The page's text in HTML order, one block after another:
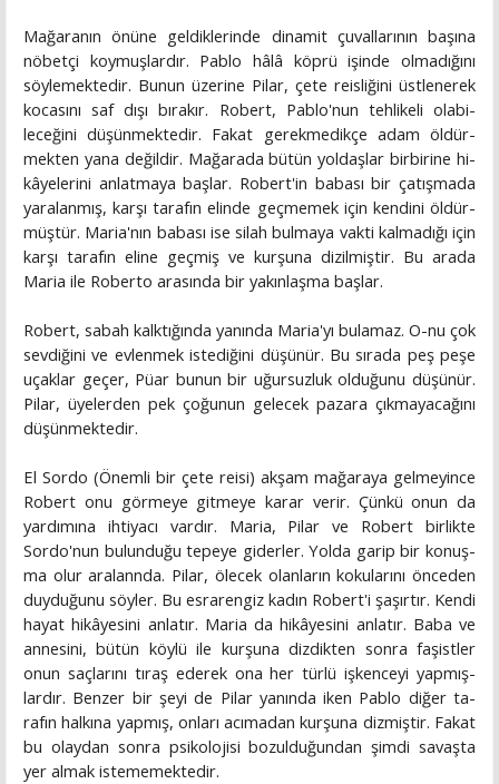
Mağaranın önüne geldiklerinde dinamit çuvallarının ba­şına
nöbetçi koymuşlardır. Pablo hâlâ köprü işinde olmadığı­nı
söylemektedir. Bunun üzerine Pilar, çete reisliğini üstlene­rek
kocasını saf dışı bırakır. Robert, Pablo'nun tehlikeli olabi­
leceğini düşünmektedir. Fakat gerekmedikçe adam öldür­
mekten yana değildir. Mağarada bütün yoldaşlar birbirine hi­
kâyelerini anlatmaya başlar. Robert'in babası bir çatışmada
yaralanmış, karşı tarafın elinde geçmemek için kendini öldür­
müştür. Maria'nın babası ise silah bulmaya vakti kalmadığı için
karşı tarafın eline geçmiş ve kurşuna dizilmiştir. Bu arada
Maria ile Roberto arasında bir yakınlaşma başlar.
Robert, sabah kalktığında yanında Maria'yı bulamaz. O-nu çok
sevdiğini ve evlenmek istediğini düşünür. Bu sırada peş peşe
uçaklar geçer, Püar bunun bir uğursuzluk olduğunu düşünür.
Pilar, üyelerden pek çoğunun gelecek pazara çık­mayacağını
düşünmektedir.
El Sordo (Önemli bir çete reisi) akşam mağaraya gelmeyince
Robert onu görmeye gitmeye karar verir. Çünkü onun da
yardımına ihtiyacı vardır. Maria, Pilar ve Robert birlikte
Sordo'nun bulunduğu tepeye giderler. Yolda garip bir konuş­
ma olur aralannda. Pilar, ölecek olanların kokularını önceden
duyduğunu söyler. Bu esrarengiz kadın Robert'i şaşırtır. Ken­di
hayat hikâyesini anlatır. Maria da hikâyesini anlatır. Baba ve
annesini, bütün köylü ile kurşuna dizdikten sonra faşistler
onun saçlarını tıraş ederek ona her türlü işkenceyi yapmış­
lardır. Benzer bir şeyi de Pilar yanında iken Pablo diğer ta­
rafın halkına yapmış, onları acımadan kurşuna dizmiştir. Fa­kat
bu olaydan sonra psikolojisi bozulduğundan şimdi savaş­ta
yer almak istememektedir.